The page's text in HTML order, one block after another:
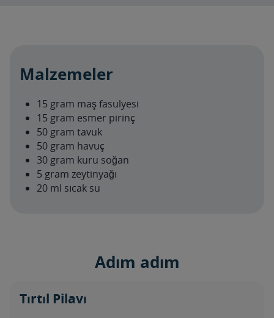
Malzemeler
15 gram maş fasulyesi
15 gram esmer pirinç
50 gram tavuk
50 gram havuç
30 gram kuru soğan
5 gram zeytinyağı
20 ml sıcak su
Adım adım
Tırtıl Pilavı